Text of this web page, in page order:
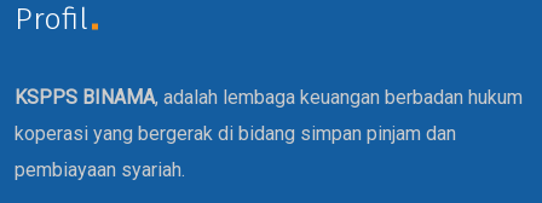
Profil
KSPPS BINAMA, adalah lembaga keuangan berbadan hukum
koperasi yang bergerak di bidang simpan pinjam dan
pembiayaan syariah.